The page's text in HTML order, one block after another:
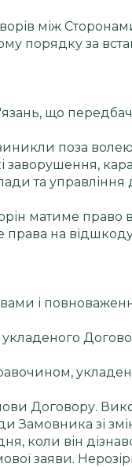
між
порядку за
що
поза волею
заворушення,
та управління
матиме право
права на
і
Договору.
Замовника зі
коли він
заяви.